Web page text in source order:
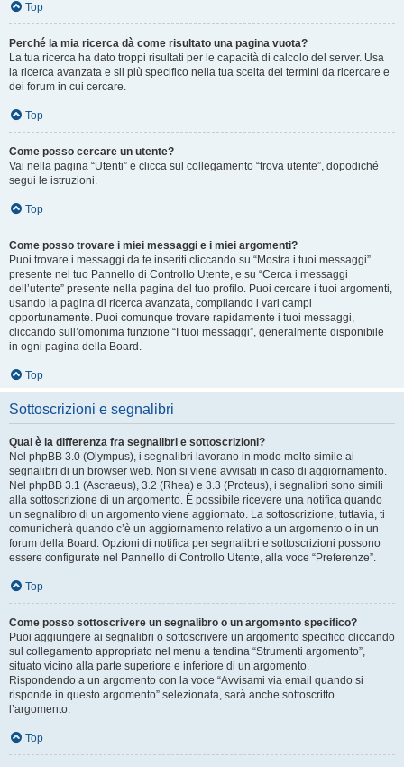
Top
Perché la mia ricerca dà come risultato una pagina vuota?
La tua ricerca ha dato troppi risultati per le capacità di calcolo del server. Usa
la ricerca avanzata e sii più specifico nella tua scelta dei termini da ricercare e
dei forum in cui cercare.
Top
Come posso cercare un utente?
Vai nella pagina “Utenti” e clicca sul collegamento “trova utente”, dopodiché
segui le istruzioni.
Top
Come posso trovare i miei messaggi e i miei argomenti?
Puoi trovare i messaggi da te inseriti cliccando su “Mostra i tuoi messaggi”
presente nel tuo Pannello di Controllo Utente, e su “Cerca i messaggi
dell’utente” presente nella pagina del tuo profilo. Puoi cercare i tuoi argomenti,
usando la pagina di ricerca avanzata, compilando i vari campi
opportunamente. Puoi comunque trovare rapidamente i tuoi messaggi,
cliccando sull’omonima funzione “I tuoi messaggi”, generalmente disponibile
in ogni pagina della Board.
Top
Sottoscrizioni e segnalibri
Qual è la differenza fra segnalibri e sottoscrizioni?
Nel phpBB 3.0 (Olympus), i segnalibri lavorano in modo molto simile ai
segnalibri di un browser web. Non si viene avvisati in caso di aggiornamento.
Nel phpBB 3.1 (Ascraeus), 3.2 (Rhea) e 3.3 (Proteus), i segnalibri sono simili
alla sottoscrizione di un argomento. È possibile ricevere una notifica quando
un segnalibro di un argomento viene aggiornato. La sottoscrizione, tuttavia, ti
comunicherà quando c’è un aggiornamento relativo a un argomento o in un
forum della Board. Opzioni di notifica per segnalibri e sottoscrizioni possono
essere configurate nel Pannello di Controllo Utente, alla voce “Preferenze”.
Top
Come posso sottoscrivere un segnalibro o un argomento specifico?
Puoi aggiungere ai segnalibri o sottoscrivere un argomento specifico cliccando
sul collegamento appropriato nel menu a tendina “Strumenti argomento”,
situato vicino alla parte superiore e inferiore di un argomento.
Rispondendo a un argomento con la voce “Avvisami via email quando si
risponde in questo argomento” selezionata, sarà anche sottoscritto
l’argomento.
Top